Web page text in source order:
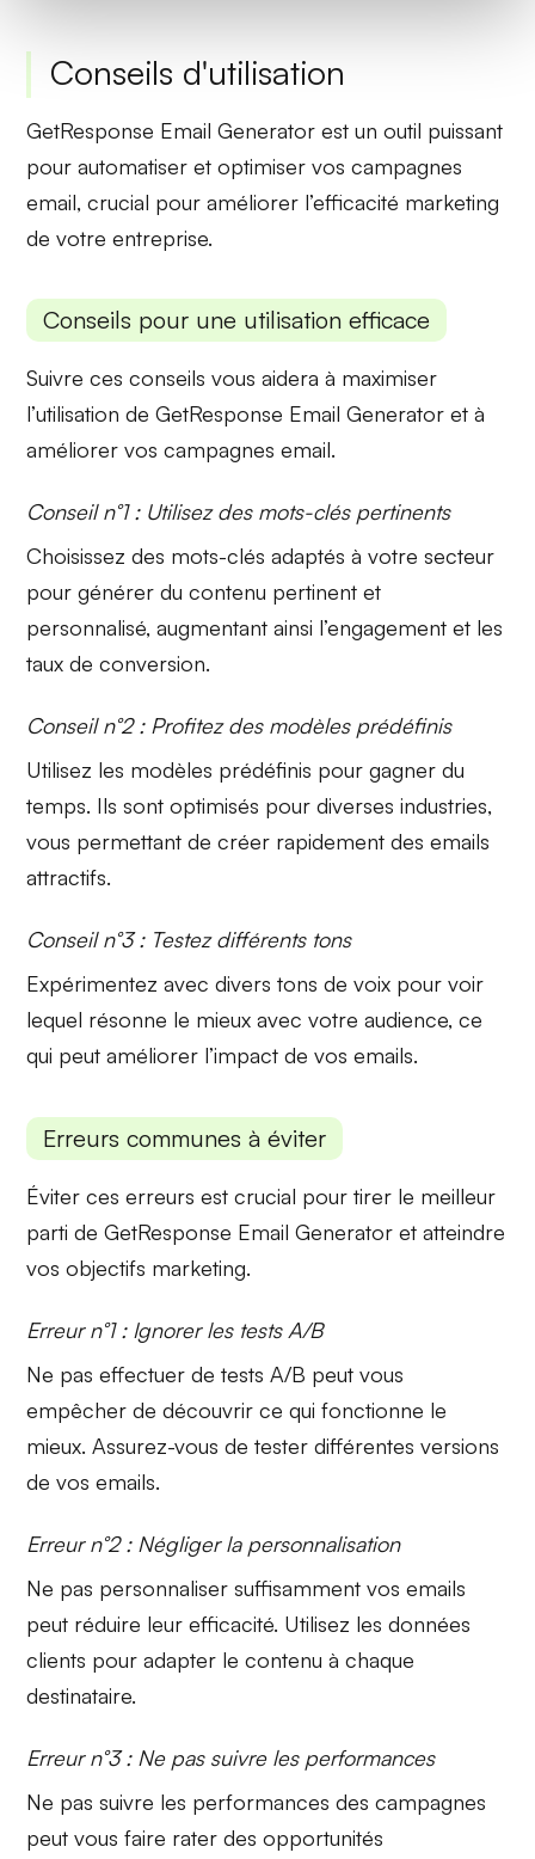
Conseils d'utilisation
GetResponse Email Generator est un outil puissant
pour automatiser et optimiser vos campagnes
email, crucial pour améliorer l’efficacité marketing
de votre entreprise.
Conseils pour une utilisation efficace
Suivre ces conseils vous aidera à maximiser
l’utilisation de GetResponse Email Generator et à
améliorer vos campagnes email.
Conseil n°1 : Utilisez des mots-clés pertinents
Choisissez des mots-clés adaptés à votre secteur
pour générer du contenu pertinent et
personnalisé, augmentant ainsi l’engagement et les
taux de conversion.
Conseil n°2 : Profitez des modèles prédéfinis
Utilisez les modèles prédéfinis pour gagner du
temps. Ils sont optimisés pour diverses industries,
vous permettant de créer rapidement des emails
attractifs.
Conseil n°3 : Testez différents tons
Expérimentez avec diverstons de voix pour voir
lequel résonne le mieux avec votre audience, ce
qui peut améliorer l’impact de vos emails.
Erreurs communes à éviter
Éviter ces erreurs est crucial pour tirer le meilleur
parti de GetResponse Email Generator et atteindre
vos objectifs marketing.
Erreur n°1 : Ignorer les tests A/B
Ne pas effectuer detests A/B peut vous
empêcher de découvrir ce qui fonctionne le
mieux. Assurez-vous de tester différentes versions
de vos emails.
Erreur n°2 : Négliger la personnalisation
Ne pas personnaliser suffisamment vos emails
peut réduire leur efficacité. Utilisez les données
clients pour adapter le contenu à chaque
destinataire.
Erreur n°3 : Ne pas suivre les performances
Ne passuivre les performances des campagnes
peut vous faire rater des opportunités